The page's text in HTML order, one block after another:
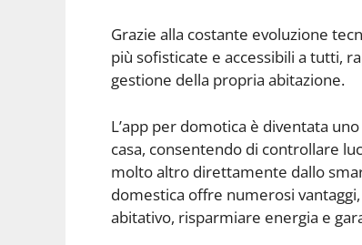
Grazie alla costante evoluzione
più sofisticate e accessibili a tutti,
gestione della propria abitazione.
L’app per domotica è diventata
casa, consentendo di controllare
molto altro direttamente dallo
domestica offre numerosi
abitativo, risparmiare energia e